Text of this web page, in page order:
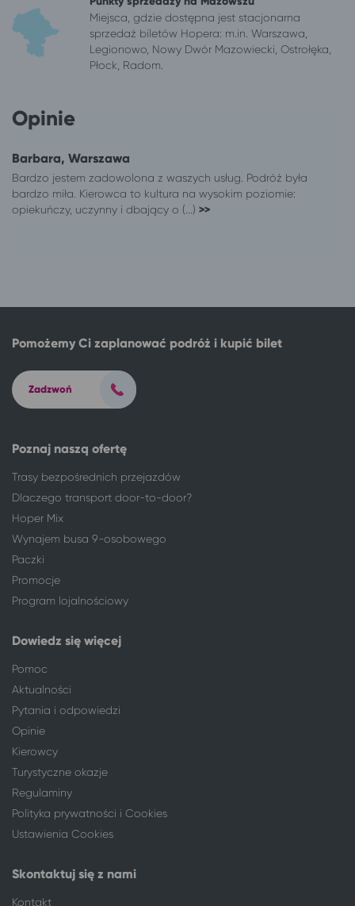
Warszawa
Kudowa-Zdrój
Warszawa
Solec-Zdrój
Warszawa
Ciechocinek
Kłodzko
Warszawa
Warszawa
Polanica-Zdrój
Warszawa
Duszniki-Zdrój
Warszawa
Złoty Stok
Warszawa
Reda
Warszawa
Sarbinowo gm. Mielno
Dziwnówek
Warszawa
Warszawa
Pobierowo
Warszawa
Kołczewo
Warszawa
Połczyn-Zdrój
Warszawa
Warszawa
Dźwirzyno
Warszawa
Warszawa
Warszawa
Mrzeżyno
Warszawa
Mielno
Warszawa
Kołobrzeg
Warszawa
Warszawa
Warszawa
Warszawa
Warszawa
Jastrzębia Góra
Warszawa
Warszawa
Rumia
Warszawa
Miejsca, gdzie dostępna jest stacjonarna
sprzedaż biletów Hopera: m.in. Warszawa,
Legionowo, Nowy Dwór Mazowiecki, Ostrołęka,
Płock, Radom.
Opinie
Barbara, Warszawa
Bardzo jestem zadowolona z waszych usług. Podróż była
bardzo miła. Kierowca to kultura na wysokim poziomie:
opiekuńczy, uczynny i dbający o (...) >>
Poznaj naszą ofertę
Trasy bezpośrednich przejazdów
Dlaczego transport door-to-door?
Hoper Mix
Wynajem busa 9-osobowego
Paczki
Promocje
Program lojalnościowy
Dowiedz się więcej
Pomoc
Aktualności
Pytania i odpowiedzi
Opinie
Kierowcy
Turystyczne okazje
Regulaminy
Polityka prywatności i Cookies
Ustawienia Cookies
Skontaktuj się z nami
Kontakt
Pomożemy Ci zaplanować podróż i kupić bilet
Zadzwoń